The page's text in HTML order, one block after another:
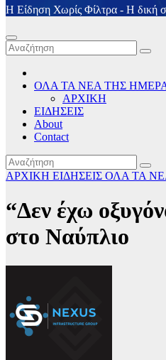
Η Είδηση Χωρίς Φίλτρα - H δική
ΟΛΑ ΤΑ ΝΕΑ ΤΗΣ
ΑΡΧΙΚΗ
ΕΙΔΗΣΕΙΣ
About
Contact
ΑΡΧΙΚΗ ΕΙΔΗΣΕΙΣ ΟΛΑ ΤΑ
“Δεν έχω
στο Ναύπλιο